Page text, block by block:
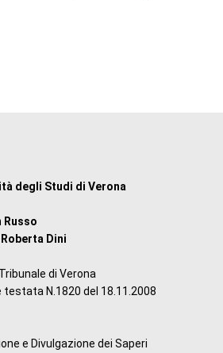
degli Studi di Verona
Russo
Roberta Dini
di Verona
N.1820 del 18.11.2008
e Divulgazione dei Saperi